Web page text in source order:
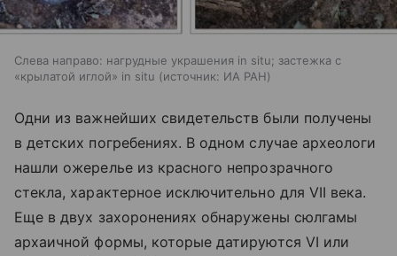
Слева направо: нагрудные украшения in situ; застежка с
«крылатой иглой» in situ
источник: ИА РАН
Одни из важнейших свидетельств были получены
в детских погребениях. В одном случае археологи
нашли ожерелье из красного непрозрачного
стекла, характерное исключительно для VII века.
Еще в двух захоронениях обнаружены сюлгамы
архаичной формы, которые датируются VI или